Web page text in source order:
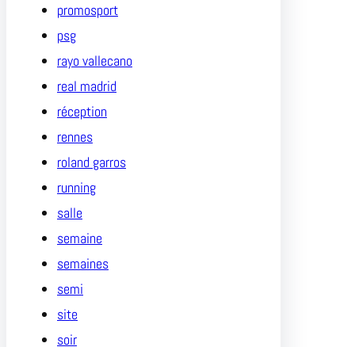
promosport
psg
rayo vallecano
real madrid
réception
rennes
roland garros
running
salle
semaine
semaines
semi
site
soir